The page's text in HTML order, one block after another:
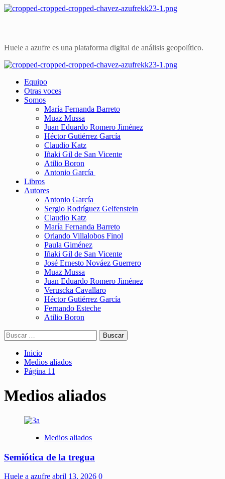
Saltar
Huele a azufre es una plataforma digital de análisis geopolítico.
Primary
Equipo
Otras voces
Somos
María Fernanda Barreto
Muaz Mussa
Juan Eduardo Romero Jiménez
Héctor Gutiérrez García
Claudio Katz
Iñaki Gil de San Vicente
Atilio Boron
Antonio García
Libros
Autores
Antonio García
Sergio Rodríguez Gelfenstein
Claudio Katz
María Fernanda Barreto
Orlando Villalobos Finol
Paula Giménez
Iñaki Gil de San Vicente
José Ernesto Nováez Guerrero
Muaz Mussa
Juan Eduardo Romero Jiménez
Veruscka Cavallaro
Héctor Gutiérrez García
Fernando Esteche
Atilio Boron
Buscar:
Inicio
Medios aliados
Página 11
Medios aliados
Medios aliados
Semiótica de la tregua
Huele a azufre abril 13, 2026 0